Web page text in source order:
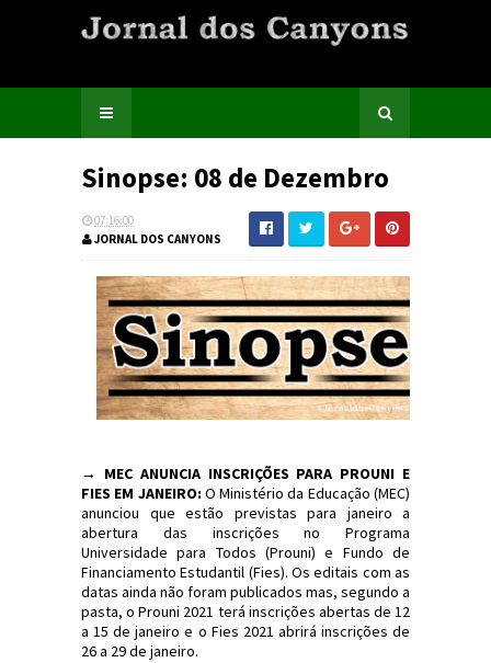
Sinopse: 08 de Dezembro
07:16:00
JORNAL DOS CANYONS
→ MEC ANUNCIA INSCRIÇÕES PARA PROUNI E
FIES EM JANEIRO: O Ministério da Educação (MEC)
anunciou que estão previstas para janeiro a
abertura das inscrições no Programa
Universidade para Todos (Prouni) e Fundo de
Financiamento Estudantil (Fies). Os editais com as
datas ainda não foram publicados mas, segundo a
pasta, o Prouni 2021 terá inscrições abertas de 12
a 15 de janeiro e o Fies 2021 abrirá inscrições de
26 a 29 de janeiro.